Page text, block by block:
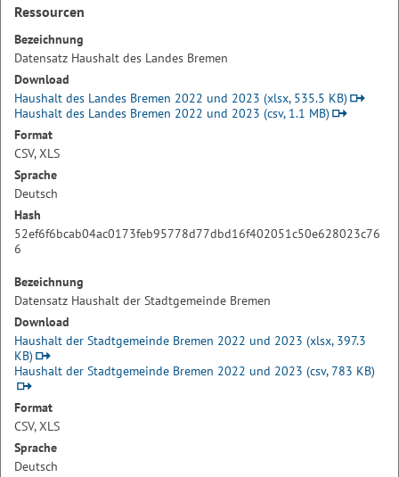
Ressourcen
Bezeichnung
Datensatz Haushalt des Landes Bremen
Download
Haushalt des Landes Bremen 2022 und 2023 (xlsx, 535.5 KB)
Haushalt des Landes Bremen 2022 und 2023 (csv, 1.1 MB)
Format
CSV, XLS
Sprache
Deutsch
Hash
52ef6f6bcab04ac0173feb95778d77dbd16f402051c50e628023c76
6
Bezeichnung
Datensatz Haushalt der Stadtgemeinde Bremen
Download
Haushalt der Stadtgemeinde Bremen 2022 und 2023 (xlsx, 397.3
KB)
Haushalt der Stadtgemeinde Bremen 2022 und 2023 (csv, 783 KB)
Format
CSV, XLS
Sprache
Deutsch